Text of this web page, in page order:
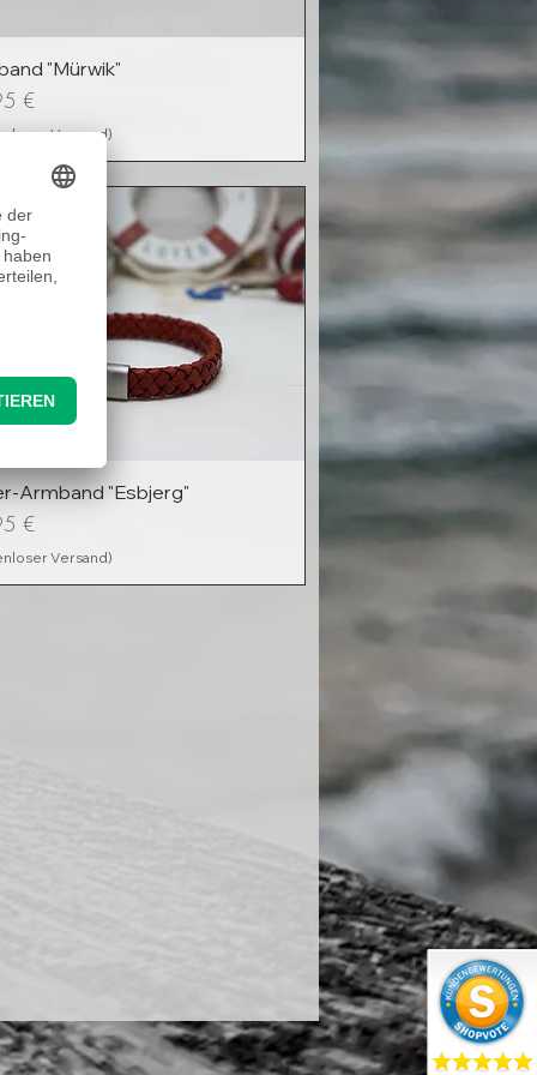
"Mürwik"
€
Versand)
Armband "Esbjerg"
€
Versand)